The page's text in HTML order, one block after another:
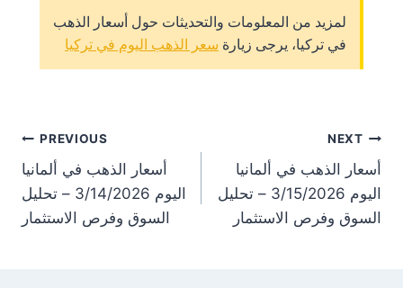
لمزيد من المعلومات والتحديثات حول أسعار الذهب
في تركيا، يرجى زيارة سعر الذهب اليوم في تركيا
PREVIOUS
أسعار الذهب في ألمانيا
اليوم 3/14/2026 – تحليل
السوق وفرص الاستثمار
NEXT
أسعار الذهب في ألمانيا
اليوم 3/15/2026 – تحليل
السوق وفرص الاستثمار